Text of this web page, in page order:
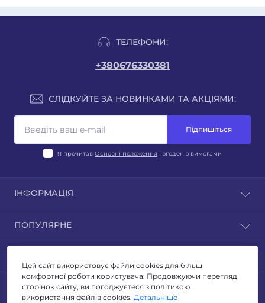
ТЕЛЕФОНИ:
+380676330381
СЛІДКУЙТЕ ЗА НОВИНКАМИ ТА АКЦІЯМИ:
Підпишіться
Я прочитав Основні положення і згоден з вимогами
ІНФОРМАЦІЯ
Відгуки
Умови повернення
Публічна оферта
Зворотній зв’язок
ПОПУЛЯРНЕ
ЛІХТАРІ
ТУРИЗМ ТА КЕМПІНГ
ОСВІТЛЕННЯ
ЕЛЕКТРОТОВАРИ
Адреса для листів: м. Київ, бульвар Миколи Руденка
14з
МЕСЕНДЖЕРИ
Цей сайт використовує файли cookies для більш
комфортної роботи користувача. Продовжуючи перегляд
сторінок сайту, ви погоджуєтеся з політикою
використання файлів cookies. Детальніше